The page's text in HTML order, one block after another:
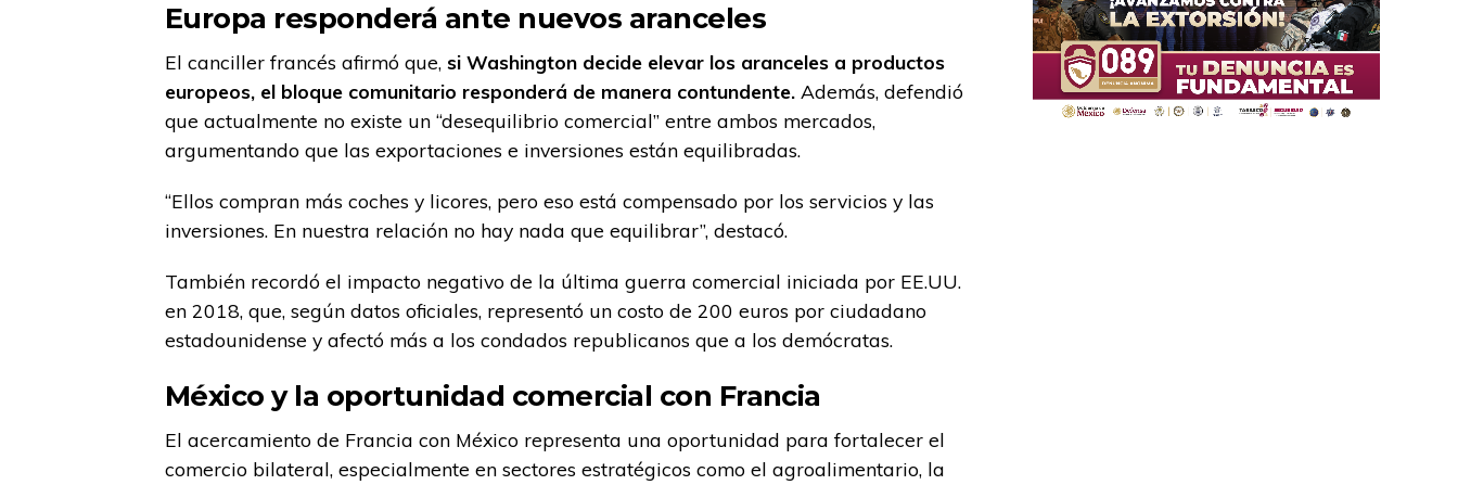
Europa responderá ante nuevos aranceles
El canciller francés afirmó que, si Washington decide elevar los aranceles a productos
europeos, el bloque comunitario responderá de manera contundente. Además, defendió
que actualmente no existe un “desequilibrio comercial” entre ambos mercados,
argumentando que las exportaciones e inversiones están equilibradas.
“Ellos compran más coches y licores, pero eso está compensado por los servicios y las
inversiones. En nuestra relación no hay nada que equilibrar”, destacó.
También recordó el impacto negativo de la última guerra comercial iniciada por EE.UU.
en 2018, que, según datos oficiales, representó un costo de 200 euros por ciudadano
estadounidense y afectó más a los condados republicanos que a los demócratas.
México y la oportunidad comercial con Francia
El acercamiento de Francia con México representa una oportunidad para fortalecer el
comercio bilateral, especialmente en sectores estratégicos como el agroalimentario, la